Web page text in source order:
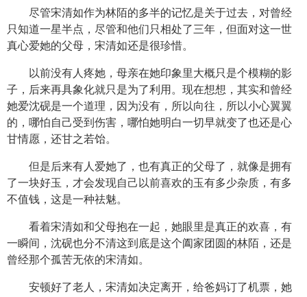
尽管宋清如作为林陌的多半的记忆是关于过去，对曾经
只知道一星半点，尽管和他们只相处了三年，但面对这一世
真心爱她的父母，宋清如还是很珍惜。
以前没有人疼她，母亲在她印象里大概只是个模糊的影
子，后来再具象化就只是为了利用。现在想想，其实和曾经
她爱沈砚是一个道理，因为没有，所以向往，所以小心翼翼
的，哪怕自己受到伤害，哪怕她明白一切早就变了也还是心
甘情愿，还甘之若饴。
但是后来有人爱她了，也有真正的父母了，就像是拥有
了一块好玉，才会发现自己以前喜欢的玉有多少杂质，有多
不值钱，这是一种祛魅。
看着宋清如和父母抱在一起，她眼里是真正的欢喜，有
一瞬间，沈砚也分不清这到底是这个阖家团圆的林陌，还是
曾经那个孤苦无依的宋清如。
安顿好了老人，宋清如决定离开，给爸妈订了机票，她